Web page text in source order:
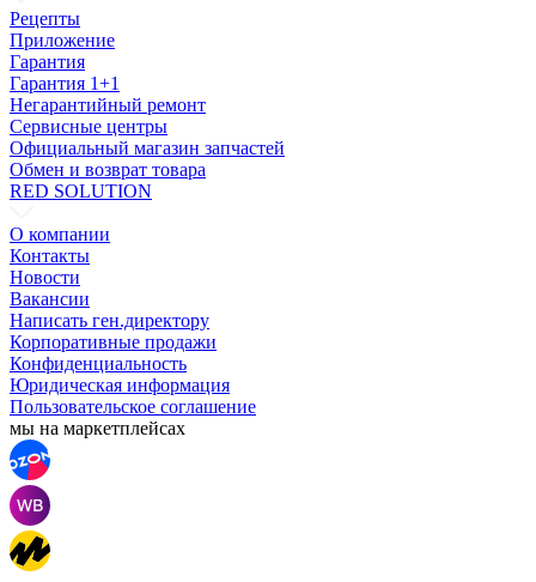
Рецепты
Приложение
Гарантия
Гарантия 1+1
Негарантийный ремонт
Сервисные центры
Официальный магазин запчастей
Обмен и возврат товара
RED SOLUTION
О компании
Контакты
Новости
Вакансии
Написать ген.директору
Корпоративные продажи
Конфиденциальность
Юридическая информация
Пользовательское соглашение
мы на маркетплейсах